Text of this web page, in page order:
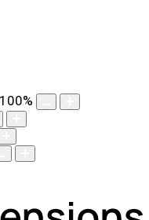
100%